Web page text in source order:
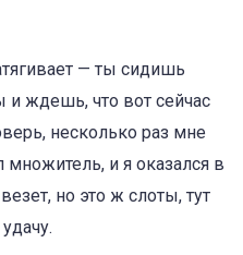
— ты сидишь
и ждешь, что вот сейчас
несколько раз мне
и я оказался в
но это ж слоты, тут